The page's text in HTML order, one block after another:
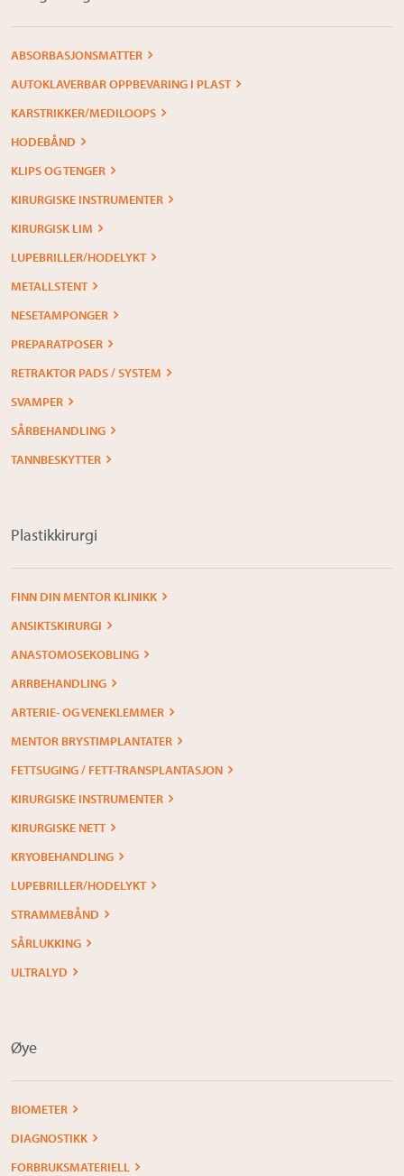
ABSORBASJONSMATTER
AUTOKLAVERBAR OPPBEVARING I PLAST
KARSTRIKKER/MEDILOOPS
HODEBÅND
KLIPS OG TENGER
KIRURGISKE INSTRUMENTER
KIRURGISK LIM
LUPEBRILLER/HODELYKT
METALLSTENT
NESETAMPONGER
PREPARATPOSER
RETRAKTOR PADS / SYSTEM
SVAMPER
SÅRBEHANDLING
TANNBESKYTTER
Plastikkirurgi
FINN DIN MENTOR KLINIKK
ANSIKTSKIRURGI
ANASTOMOSEKOBLING
ARRBEHANDLING
ARTERIE- OG VENEKLEMMER
MENTOR BRYSTIMPLANTATER
FETTSUGING / FETT-TRANSPLANTASJON
KIRURGISKE INSTRUMENTER
KIRURGISKE NETT
KRYOBEHANDLING
LUPEBRILLER/HODELYKT
STRAMMEBÅND
SÅRLUKKING
ULTRALYD
Øye
BIOMETER
DIAGNOSTIKK
FORBRUKSMATERIELL